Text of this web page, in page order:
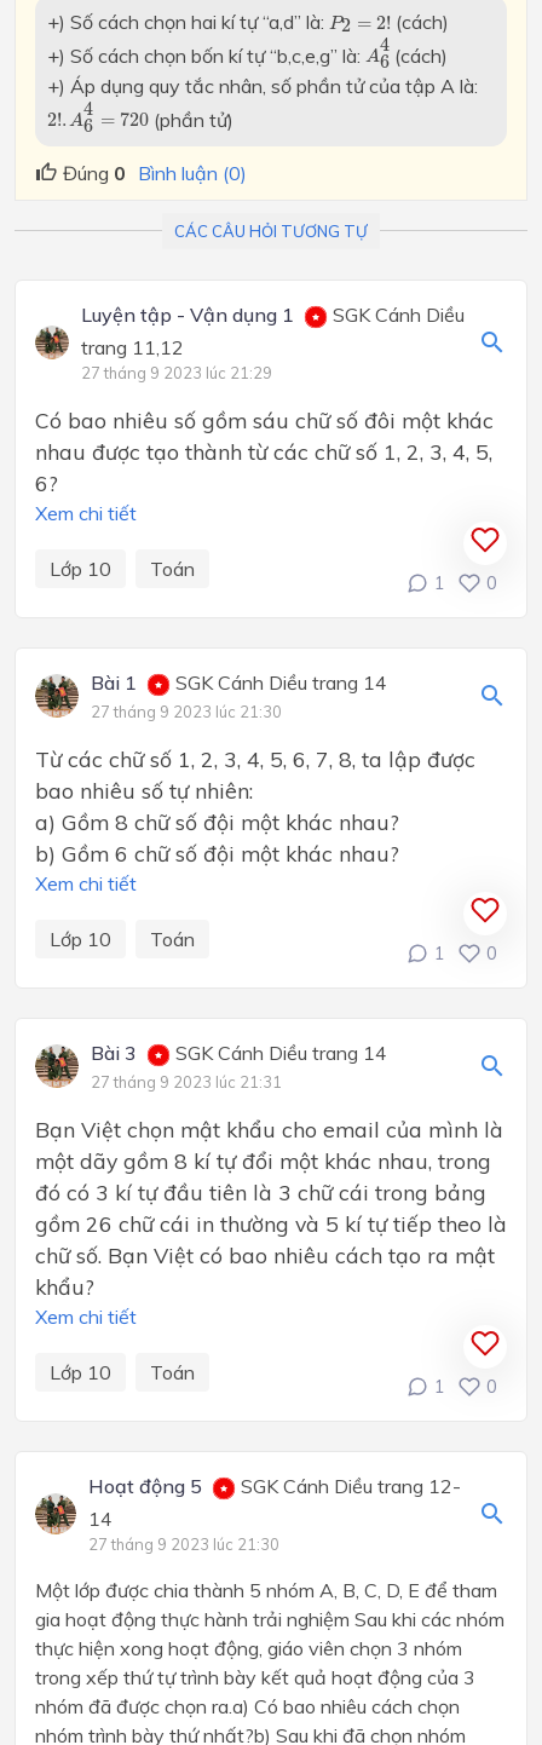
+) Số cách chọn hai kí tự “a,d” là: P2 = 2!
P2 2!
(cách)
+) Số cách chọn bốn kí tự “b,c,e,g” là: A
4
6
A6 4
(cách)
+) Áp dụng quy tắc nhân, số phần tử của tập A là:
2!. A
4
6 = 720
2 !. A 64=720
(phần tử)
Đúng 0 Bình luận (0)
CÁC CÂU HỎI TƯƠNG TỰ
Luyện tập - Vận dụng 1
SGK Cánh Diều
trang 11,12
27 tháng 9 2023 lúc 21:29
Có bao nhiêu số gồm sáu chữ số đôi một khác
nhau được tạo thành từ các chữ số 1, 2, 3, 4, 5,
6?
Xem chi tiết
Lớp 10 Toán
1 0
Bài 1 SGK Cánh Diều trang 14
27 tháng 9 2023 lúc 21:30
Từ các chữ số 1, 2, 3, 4, 5, 6, 7, 8, ta lập được
bao nhiêu số tự nhiên:
a) Gồm 8 chữ số đội một khác nhau?
b) Gồm 6 chữ số đội một khác nhau?
Xem chi tiết
Lớp 10 Toán
1 0
Bài 3 SGK Cánh Diều trang 14
27 tháng 9 2023 lúc 21:31
Bạn Việt chọn mật khẩu cho email của mình là
một dãy gồm 8 kí tự đổi một khác nhau, trong
đó có 3 kí tự đầu tiên là 3 chữ cái trong bảng
gồm 26 chữ cái in thường và 5 kí tự tiếp theo là
chữ số. Bạn Việt có bao nhiêu cách tạo ra mật
khẩu?
Xem chi tiết
Lớp 10 Toán
1 0
Hoạt động 5
SGK Cánh Diều trang 12-
14
27 tháng 9 2023 lúc 21:30
Một lớp được chia thành 5 nhóm A, B, C, D, E để tham
gia hoạt động thực hành trải nghiệm Sau khi các nhóm
thực hiện xong hoạt động, giáo viên chọn 3 nhóm
trong xếp thứ tự trình bày kết quả hoạt động của 3
nhóm đã được chọn ra.a) Có bao nhiêu cách chọn
nhóm trình bày thứ nhất?b) Sau khi đã chọn nhóm